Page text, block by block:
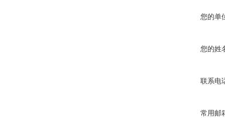
您的单
您的姓
联系电
常用邮